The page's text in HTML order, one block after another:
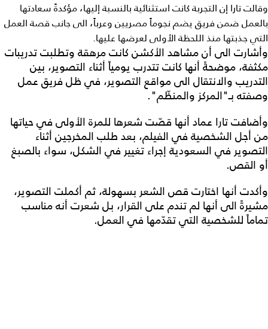
وقالت تارا إن التجربة كانت استثنائية بالنسبة إليها، مؤكدةً سعادتها
بالعمل ضمن فريق يضم نجوماً مصريين وعرباً، الى جانب قصة العمل
التي جذبتها منذ اللحظة الأولى لعرضها عليها.
وأشارت الى أن مشاهد الأكشن كانت مرهقة وتطلبت تدريبات
مكثفة، موضحةً أنها كانت تتدرب يومياً أثناء التصوير، بين
التدريب والانتقال الى مواقع التصوير، في ظل فريق عمل
وصفته بـ"المركز والمنظّم".
وأضافت تارا عماد أنها قصّت شعرها للمرة الأولى في حياتها
من أجل الشخصية في الفيلم، بعد طلب المخرجين أثناء
التصوير في السعودية إجراء تغيير في الشكل، سواء بالصبغ
أو القص.
وأكدت أنها اختارت قص الشعر بسهولة، ثم أكملت التصوير،
مشيرةً الى أنها لم تندم على القرار، بل شعرت أنه مناسب
تماماً للشخصية التي تقدّمها في العمل.